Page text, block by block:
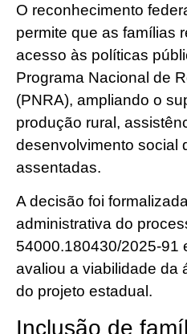
O reconhecimento
permite que as famílias
acesso às políticas
Programa Nacional de
(PNRA), ampliando o
produção rural,
desenvolvimento social
assentadas.
A decisão foi
administrativa do
54000.180430/2025-91
avaliou a viabilidade da
do projeto estadual.
Inclusão de